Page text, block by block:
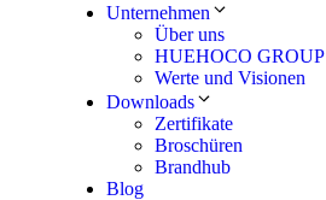
Unternehmen
Über uns
HUEHOCO GROUP
Werte und Visionen
Downloads
Zertifikate
Broschüren
Brandhub
Blog